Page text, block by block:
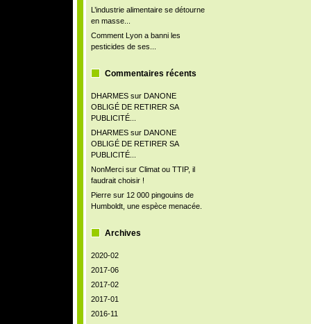
L’industrie alimentaire se détourne
en masse...
Comment Lyon a banni les
pesticides de ses...
Commentaires récents
DHARMESsur DANONE
OBLIGÉ DE RETIRER SA
PUBLICITÉ...
DHARMESsur DANONE
OBLIGÉ DE RETIRER SA
PUBLICITÉ...
NonMercisur Climat ou TTIP, il
faudrait choisir !
Pierresur 12 000 pingouins de
Humboldt, une espèce menacée.
Archives
2020-02
2017-06
2017-02
2017-01
2016-11